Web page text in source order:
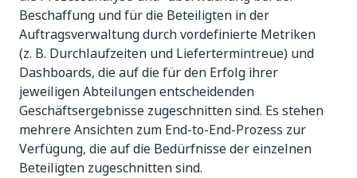
Beschaffung und für die Beteiligten in der
Auftragsverwaltung durch vordefinierte Metriken
(z. B. Durchlaufzeiten und Liefertermintreue) und
Dashboards, die auf die für den Erfolg ihrer
jeweiligen Abteilungen entscheidenden
Geschäftsergebnisse zugeschnitten sind. Es stehen
mehrere Ansichten zum End-to-End-Prozess zur
Verfügung, die auf die Bedürfnisse der einzelnen
Beteiligten zugeschnitten sind.